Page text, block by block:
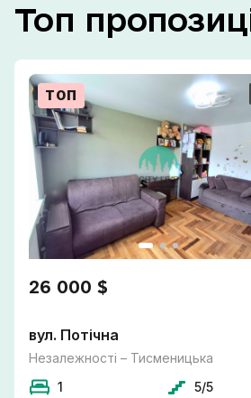
Топ
ТОП
26 000 $
вул. Потічна
Незалежності – Тисменицька
1
5/5